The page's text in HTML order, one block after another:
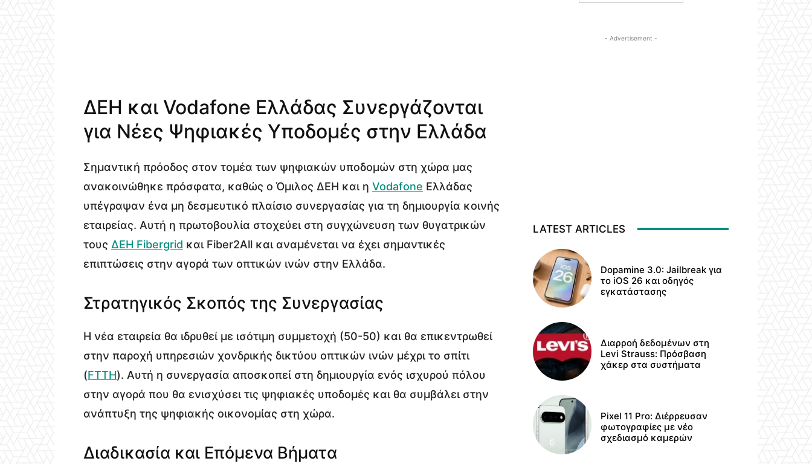
ΔΕΗ και Vodafone Ελλάδας Συνεργάζονται
για Νέες Ψηφιακές Υποδομές στην Ελλάδα
Σημαντική πρόοδος στον τομέα των ψηφιακών υποδομών στη χώρα μας
ανακοινώθηκε πρόσφατα, καθώς ο Όμιλος ΔΕΗ και η Vodafone Ελλάδας
υπέγραψαν ένα μη δεσμευτικό πλαίσιο συνεργασίας για τη δημιουργία κοινής
εταιρείας. Αυτή η πρωτοβουλία στοχεύει στη συγχώνευση των θυγατρικών
τους ΔΕΗ Fibergrid και Fiber2All και αναμένεται να έχει σημαντικές
επιπτώσεις στην αγορά των οπτικών ινών στην Ελλάδα.
Στρατηγικός Σκοπός της Συνεργασίας
Η νέα εταιρεία θα ιδρυθεί με ισότιμη συμμετοχή (50-50) και θα επικεντρωθεί
στην παροχή υπηρεσιών χονδρικής δικτύου οπτικών ινών μέχρι το σπίτι
(FTTH). Αυτή η συνεργασία αποσκοπεί στη δημιουργία ενός ισχυρού πόλου
στην αγορά που θα ενισχύσει τις ψηφιακές υποδομές και θα συμβάλει στην
ανάπτυξη της ψηφιακής οικονομίας στη χώρα.
Διαδικασία και Επόμενα Βήματα
- Advertisement -
LATEST ARTICLES
Dopamine 3.0: Jailbreak για
το iOS 26 και οδηγός
εγκατάστασης
Διαρροή δεδομένων στη
Levi Strauss: Πρόσβαση
χάκερ στα συστήματα
Pixel 11 Pro: Διέρρευσαν
φωτογραφίες με νέο
σχεδιασμό καμερών